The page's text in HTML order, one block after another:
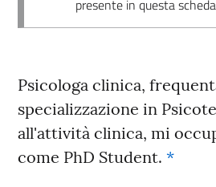
presente in questa
Psicologa clinica,
specializzazione in
all'attività clinica, mi
come PhD Student. *